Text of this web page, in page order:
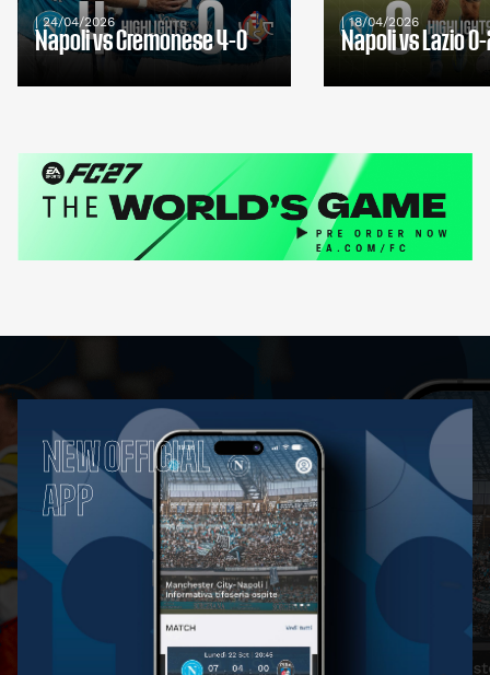
| 24/04/2026
Napoli vs Cremonese 4-0
| 18/04/2026
Napoli vs Lazio
NEW OFFICIAL
APP